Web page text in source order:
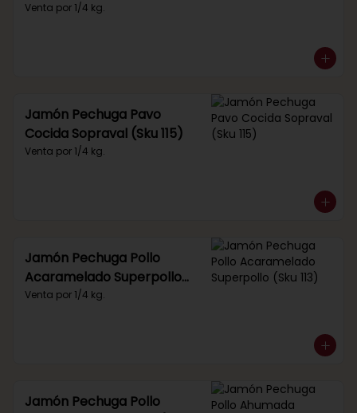
Venta por 1/4 kg.
Jamón Pechuga Pavo
Cocida Sopraval (Sku 115)
Venta por 1/4 kg.
Jamón Pechuga Pollo
Acaramelado Superpollo
(Sku 113)
Venta por 1/4 kg.
Jamón Pechuga Pollo